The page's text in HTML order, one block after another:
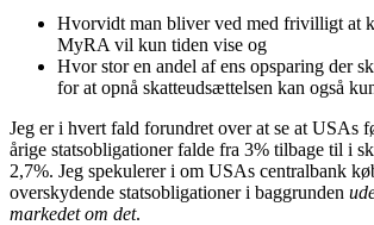
Hvorvidt man bliver ved med frivilligt at
MyRA vil kun tiden vise og
Hvor stor en andel af ens opsparing der
for at opnå skatteudsættelsen kan også
Jeg er i hvert fald forundret over at se at USAs
årige statsobligationer falde fra 3% tilbage til i
2,7%. Jeg spekulerer i om USAs centralbank
overskydende statsobligationer i baggrunden
markedet om det.